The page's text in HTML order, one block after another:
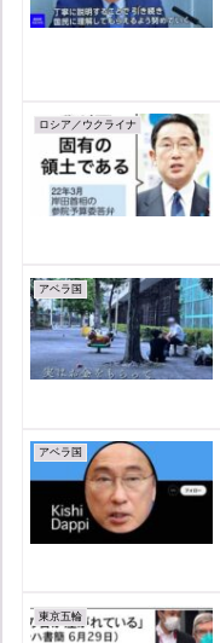
ロシア／ウクライナ
アベラ国
アベラ国
東京五輪